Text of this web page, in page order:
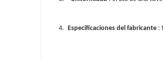
Especificaciones del fabricante :